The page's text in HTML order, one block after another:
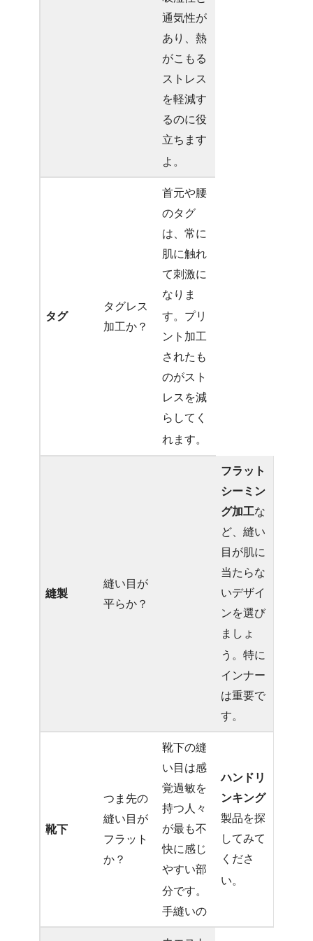
通気性が
あり、熱
がこもる
ストレス
を軽減す
るのに役
立ちます
よ 。
タグ
タグレス
加工か？
首元や腰
のタグ
は、常に
肌に触れ
て刺激に
なりま
す。プリ
ント加工
されたも
のがスト
レスを減
らしてく
れます。
縫製
縫い目が
平らか？
フラット
シーミン
グ加工な
ど、縫い
目が肌に
当たらな
いデザイ
ンを選び
ましょ
う 。特に
インナー
は重要で
す。
靴下
つま先の
縫い目が
フラット
か？
靴下の縫
い目は感
覚過敏を
持つ人々
が最も不
快に感じ
やすい部
分です。
手縫いの
ハンドリ
ンキング
製品を探
してみて
くださ
い。